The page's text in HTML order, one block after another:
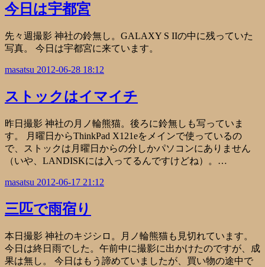
今日は宇都宮
先々週撮影 神社の鈴無し。GALAXY S IIの中に残っていた
写真。 今日は宇都宮に来ています。
masatsu 2012-06-28 18:12
ストックはイマイチ
昨日撮影 神社の月ノ輪熊猫。後ろに鈴無しも写っていま
す。 月曜日からThinkPad X121eをメインで使っているの
で、ストックは月曜日からの分しかパソコンにありません
（いや、LANDISKには入ってるんですけどね）。…
masatsu 2012-06-17 21:12
三匹で雨宿り
本日撮影 神社のキジシロ。月ノ輪熊猫も見切れています。
今日は終日雨でした。午前中に撮影に出かけたのですが、成
果は無し。 今日はもう諦めていましたが、買い物の途中で